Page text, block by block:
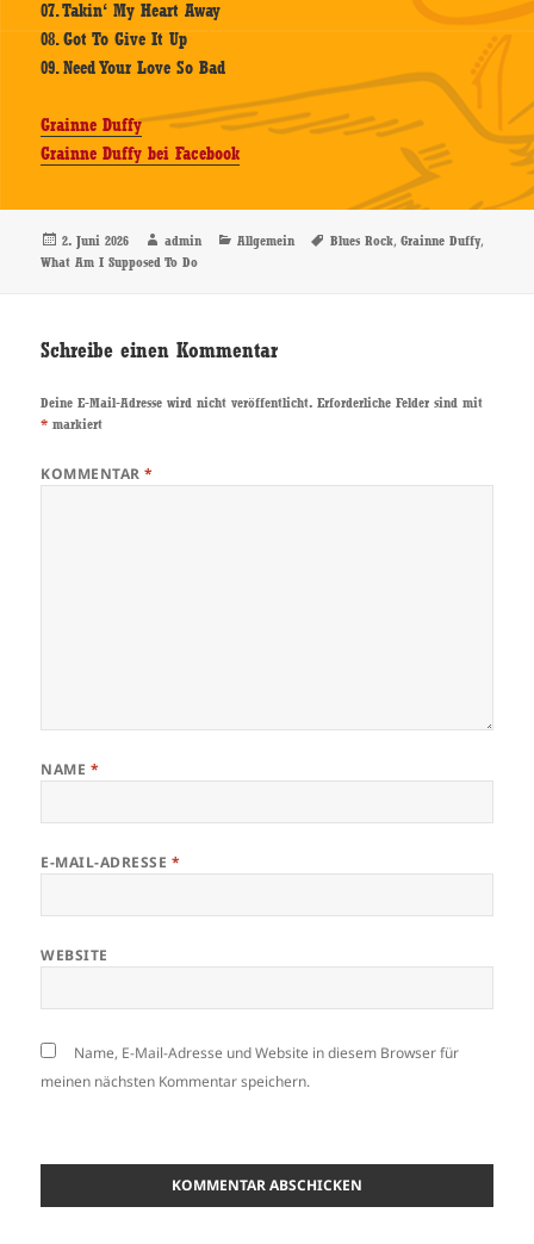
07. Takin‘ My Heart Away
08. Got To Give It Up
09. Need Your Love So Bad
Grainne Duffy
Grainne Duffy bei Facebook
Veröffentlicht
am
2. Juni 2026 Autor
admin Kategorien
Allgemein Schlagwörter
Blues Rock,Grainne Duffy,
What Am I Supposed To Do
Schreibe einen Kommentar
Deine E-Mail-Adresse wird nicht veröffentlicht. Erforderliche Felder sind mit
* markiert
KOMMENTAR*
NAME *
E-MAIL-ADRESSE *
WEBSITE
Name, E-Mail-Adresse und Website in diesem Browser für
meinen nächsten Kommentar speichern.